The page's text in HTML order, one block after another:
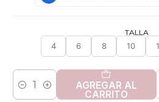
TALLA
4
6 8 10
Cantidad AGREGAR AL
CARRITO